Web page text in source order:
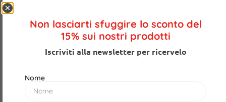
Scatole forate
Non lasciarti sfuggire lo sconto del
15% sui nostri prodotti
Iscriviti alla newsletter per ricervelo
Nome